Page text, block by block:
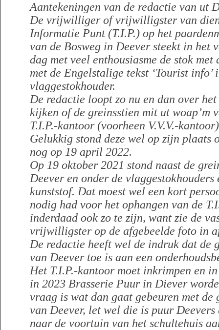
Aantekeningen van de redactie van ut
De vrijwilliger of vrijwilligster van
Informatie Punt (T.I.P.) op het
van de Bosweg in Deever steekt in het
dag met veel enthousiasme de stok
met de Engelstalige tekst ‘Tourist
vlaggestokhouder.
De redactie loopt zo nu en dan over
kijken of de greinsstien mit ut woap’m
T.I.P.-kantoor (voorheen V.V.V.-
Gelukkig stond deze wel op zijn plaats
nog op 19 april 2022.
Op 19 oktober 2021 stond naast de
Deever en onder de
kunststof. Dat moest wel een kort
nodig had voor het ophangen van de
inderdaad ook zo te zijn, want zie de
vrijwilligster op de afgebeelde foto in
De redactie heeft wel de indruk dat de
van Deever toe is aan een
Het T.I.P.-kantoor moet inkrimpen en
in 2023 Brasserie Puur in Diever
vraag is wat dan gaat gebeuren met de
van Deever, let wel die is puur
naar de voortuin van het schultehuis